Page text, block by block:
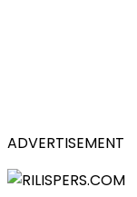
ADVERTISEMENT